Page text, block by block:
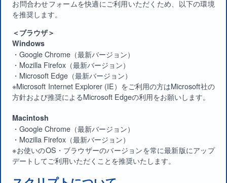
お問合わせフォームを快適にご利用いただくため、以下の環境
を推奨します。
＜ブラウザ＞
Windows
・Google Chrome（最新バージョン）
・Mozilla Firefox（最新バージョン）
・Microsoft Edge（最新バージョン）
※Microsoft Internet Explorer (IE）をご利用の方はMicrosoft社の
方針および推奨によるMicrosoft Edgeの利用をお願いします。
Macintosh
・Google Chrome（最新バージョン）
・Mozilla Firefox（最新バージョン）
※お使いのOS・ブラウザーのバージョンを常に最新版にアップ
デートしてご利用いただくことを推奨いたします。